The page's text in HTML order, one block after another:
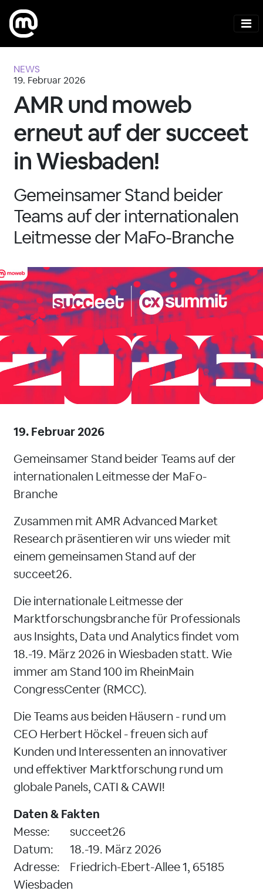
NEWS
19. Februar 2026
AMR und moweb
erneut auf der succeet
in Wiesbaden!
Gemeinsamer Stand beider
Teams auf der internationalen
Leitmesse der MaFo-Branche
19. Februar 2026
Gemeinsamer Stand beider Teams auf der
internationalen Leitmesse der MaFo-
Branche
Zusammen mit AMR Advanced Market
Research präsentieren wir uns wieder mit
einem gemeinsamen Stand auf der
succeet26.
Die internationale Leitmesse der
Marktforschungsbranche für Professionals
aus Insights, Data und Analytics findet vom
18.-19. März 2026 in Wiesbaden statt. Wie
immer am Stand 100 im RheinMain
CongressCenter (RMCC).
Die Teams aus beiden Häusern - rund um
CEO Herbert Höckel - freuen sich auf
Kunden und Interessenten an innovativer
und effektiver Marktforschung rund um
globale Panels, CATI & CAWI!
Daten & Fakten
Messe:
succeet26
Datum:
18.-19. März 2026
Adresse:
Friedrich-Ebert-Allee 1, 65185
Wiesbaden